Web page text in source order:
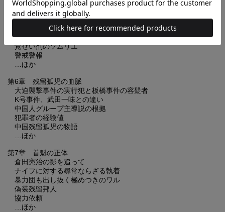
第5章 暴力団崩れ
ヤクザ相手の金貸し
「板橋にいい“現場”がある」
産経新聞の混乱
覚せい剤のソムリエ
警戒警報
…ほか
第6章 残留孤児の血脈
大迫襲撃事件の実行犯と板橋事件の容疑者
K号事件、武田一味との違い
中国人グループ主導説の根拠
犯罪者の経験値
中国残留孤児の物語
…ほか
第7章 首魁の正体
倉田憲治の影を追って
ナイフに対する尋常ならざる執着
暴力団も出し抜く極めつきのワル
偽装残留邦人
協力依頼
…ほか